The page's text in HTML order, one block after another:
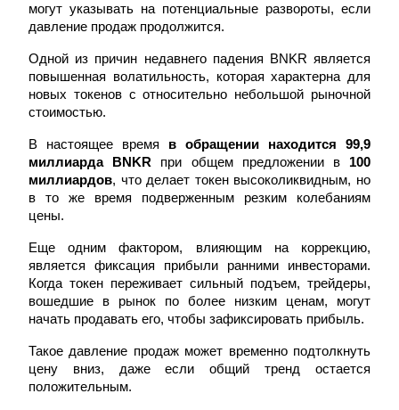
Копирование торговли
Присоединяйтесь к лучшим трейдерам
Наслаждайтесь распределением прибыли и комиссиями
за копи-трейдинг
могут указывать на потенциальные развороты, если
давление продаж продолжится.
Одной из причин недавнего падения BNKR является
повышенная волатильность, которая характерна для
новых токенов с относительно небольшой рыночной
стоимостью.
В настоящее время в обращении находится 99,9
миллиарда BNKR при общем предложении в 100
миллиардов, что делает токен высоколиквидным, но
в то же время подверженным резким колебаниям
цены.
Еще одним фактором, влияющим на коррекцию,
является фиксация прибыли ранними инвесторами.
Когда токен переживает сильный подъем, трейдеры,
вошедшие в рынок по более низким ценам, могут
начать продавать его, чтобы зафиксировать прибыль.
Такое давление продаж может временно подтолкнуть
цену вниз, даже если общий тренд остается
положительным.